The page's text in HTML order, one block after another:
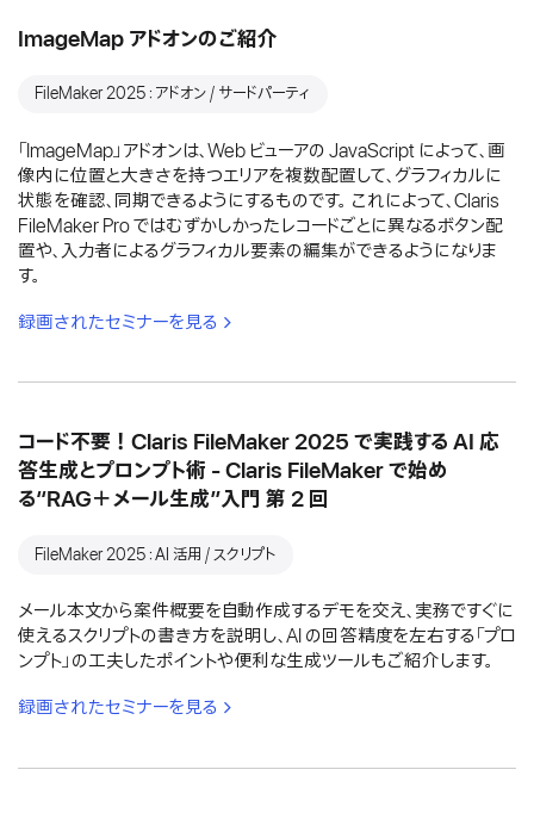
ImageMap アドオンのご紹介
FileMaker 2025：アドオン / サードパーティ
「ImageMap」アドオンは、Web ビューアの JavaScript によって、画
像内に位置と大きさを持つエリアを複数配置して、グラフィカルに
状態を確認、同期できるようにするものです。 これによって、Claris
FileMaker Pro ではむずかしかったレコードごとに異なるボタン配
置や、入力者によるグラフィカル要素の編集ができるようになりま
す。
録画されたセミナーを見る
コード不要！Claris FileMaker 2025 で実践する AI 応
答生成とプロンプト術 - Claris FileMaker で始め
る“RAG＋メール生成”入門 第 2 回
FileMaker 2025：AI 活用 / スクリプト
メール本文から案件概要を自動作成するデモを交え、実務ですぐに
使えるスクリプトの書き方を説明し、AI の回答精度を左右する「プロ
ンプト」の工夫したポイントや便利な生成ツールもご紹介します。
録画されたセミナーを見る